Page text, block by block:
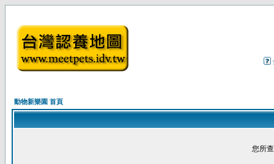
動物新樂園 首頁
您所